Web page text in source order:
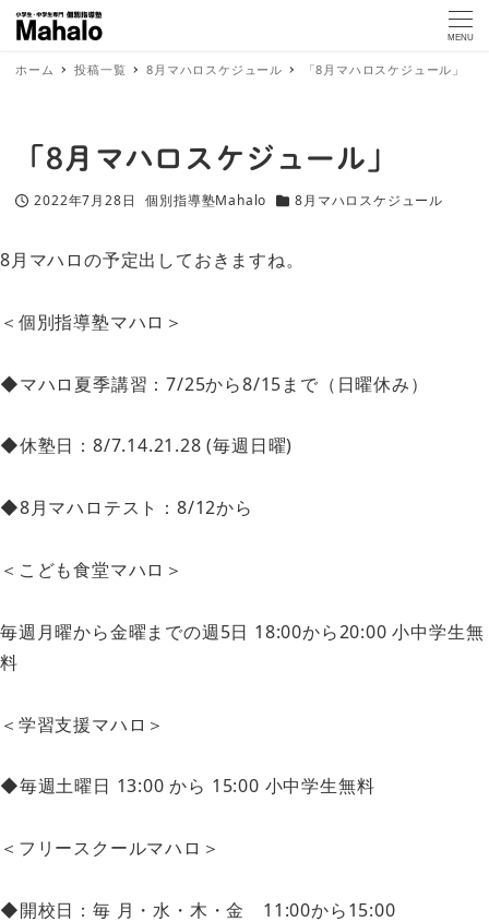
MENU
ホーム 投稿一覧 8月マハロスケジュール 「8月マハロスケジュール」
「8月マハロスケジュール」
投稿日
2022年7月28日
著
個別指導塾Mahalo
カテゴリー
8月マハロスケジュール
8月マハロの予定出しておきますね。
＜個別指導塾マハロ＞
◆マハロ夏季講習：7/25から8/15まで（日曜休み）
◆休塾日：8/7.14.21.28 (毎週日曜)
◆8月マハロテスト：8/12から
＜こども食堂マハロ＞
毎週月曜から金曜までの週5日 18:00から20:00 小中学生無
料
＜学習支援マハロ＞
◆毎週土曜日 13:00 から 15:00 小中学生無料
＜フリースクールマハロ＞
◆開校日：毎 月・水・木・金 11:00から15:00